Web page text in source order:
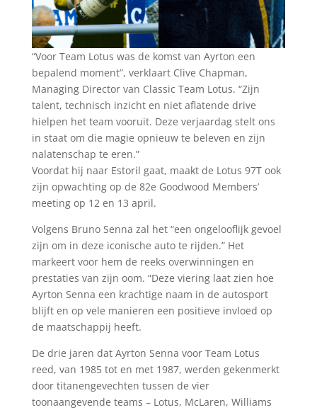
“Voor Team Lotus was de komst van Ayrton een
bepalend moment”, verklaart Clive Chapman,
Managing Director van Classic Team Lotus. “Zijn
talent, technisch inzicht en niet aflatende drive
hielpen het team vooruit. Deze verjaardag stelt ons
in staat om die magie opnieuw te beleven en zijn
nalatenschap te eren.”
Voordat hij naar Estoril gaat, maakt de Lotus 97T ook
zijn opwachting op de 82e Goodwood Members’
meeting op 12 en 13 april.
Volgens Bruno Senna zal het “een ongelooflijk gevoel
zijn om in deze iconische auto te rijden.” Het
markeert voor hem de reeks overwinningen en
prestaties van zijn oom. “Deze viering laat zien hoe
Ayrton Senna een krachtige naam in de autosport
blijft en op vele manieren een positieve invloed op
de maatschappij heeft.
De drie jaren dat Ayrton Senna voor Team Lotus
reed, van 1985 tot en met 1987, werden gekenmerkt
door titanengevechten tussen de vier
toonaangevende teams – Lotus, McLaren, Williams